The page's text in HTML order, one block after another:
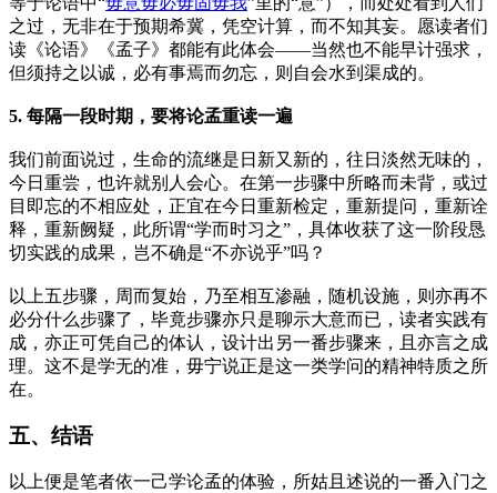
之过，无非在于预期希冀，凭空计算，而不知其妄。愿读者们
读《论语》《孟子》都能有此体会——当然也不能早计强求，
但须持之以诚，必有事焉而勿忘，则自会水到渠成的。
5. 每隔一段时期，要将论孟重读一遍
我们前面说过，生命的流继是日新又新的，往日淡然无味的，
今日重尝，也许就别人会心。在第一步骤中所略而未背，或过
目即忘的不相应处，正宜在今日重新检定，重新提问，重新诠
释，重新阙疑，此所谓“学而时习之”，具体收获了这一阶段恳
切实践的成果，岂不确是“不亦说乎”吗？
以上五步骤，周而复始，乃至相互渗融，随机设施，则亦再不
必分什么步骤了，毕竟步骤亦只是聊示大意而已，读者实践有
成，亦正可凭自己的体认，设计出另一番步骤来，且亦言之成
理。这不是学无的准，毋宁说正是这一类学问的精神特质之所
在。
五、结语
以上便是笔者依一己学论孟的体验，所姑且述说的一番入门之